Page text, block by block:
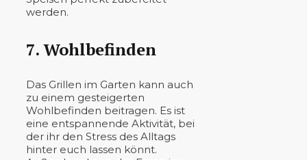
werden.
7. Wohlbefinden
Das Grillen im Garten kann auch
zu einem gesteigerten
Wohlbefinden beitragen. Es ist
eine entspannende Aktivität, bei
der ihr den Stress des Alltags
hinter euch lassen könnt.